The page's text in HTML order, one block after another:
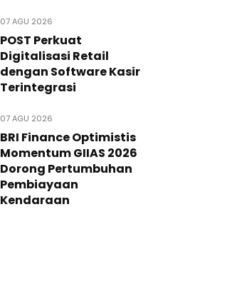
07 AGU 2026
POST Perkuat
Digitalisasi Retail
dengan Software Kasir
Terintegrasi
07 AGU 2026
BRI Finance Optimistis
Momentum GIIAS 2026
Dorong Pertumbuhan
Pembiayaan
Kendaraan